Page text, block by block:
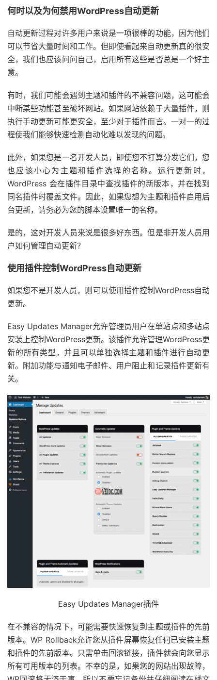
何时以及为何禁用WordPress自动更新
自动更新过程对许多用户来说是一项很棒的功能，因为他们
可以节省大量时间和工作。但即使看起来自动更新真的很安
全，我们也应该问问自己，启用所有这些是否总是一个好主
意。
有时，我们可能会遇到主题和插件的不兼容问题，这可能会
中断某些功能甚至破坏网站。如果网站依赖于大量插件，则
执行手动更新可能更安全，至少对于插件而言。一对一的过
程使我们能够快速检测自动化难以发现的问题。
此外，如果您是一名开发人员，即使您不打算分发它们，您
也应该小心为主题和插件选择的名称。运行更新时，
WordPress 会在插件目录中查找插件的新版本，并在找到
同名插件时覆盖文件。因此，如果您想为主题和插件启用后
台更新，请务必为您的脚本设置唯一的名称。
是的，这对开发人员来说是很多好东西。但是非开发人员用
户如何管理自动更新？
使用插件控制WordPress自动更新
如果您不是开发人员，则可以使用插件控制WordPress自动
更新。
Easy Updates Manager允许管理员用户在单站点和多站点
安装上控制WordPress更新。该插件允许管理WordPress更
新的所有类型，并且可以单独选择主题和插件进行自动更
新。附加功能与通知电子邮件、用户阻止和记录插件更新有
关。
Easy Updates Manager插件
在不兼容的情况下，可能需要快速恢复到主题或插件的先前
版本。WP Rollback允许您从插件屏幕恢复任何已安装主题
和插件的先前版本。只需单击回滚链接，插件就会向您显示
所有可用版本的列表。不幸的是，如果您的网站出现故障，